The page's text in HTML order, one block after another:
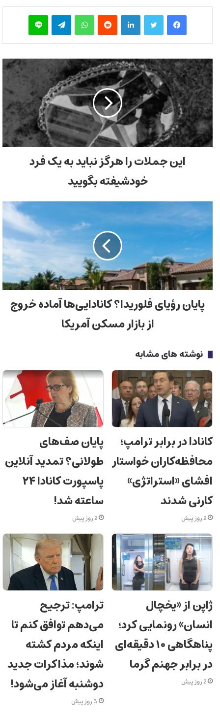
فیس بوک توییتر لینکدین‫رددیت واتس آپ تلگرام لاین
این جملات را هرگز نباید به یک فرد
خودشیفته بگویید
پایان رؤیای فلوریدا؟ کانادایی‌ها آماده خروج
از بازار مسکن آمریکا
نوشته های مشابه
کانادا در برابر ترامپ؛
محافظه‌کاران خواستار
افشای «استراتژی»
کارنی شدند
2 روز پیش
پایان صف‌های
طولانی؟ تمدید آنلاین
پاسپورت کانادا ۲۴
ساعته شد!
2 روز پیش
ژاپن از «یخچال
انسان» رونمایی کرد؛
پناهگاهی ۱۰ دقیقه‌ای
در برابر جهنم گرما
2 روز پیش
ترامپ: ترجیح
می‌دهم توافق کنم تا
اینکه مردم کشته
شوند؛ مذاکرات جدید
دوشنبه آغاز می‌شود!
3 روز پیش